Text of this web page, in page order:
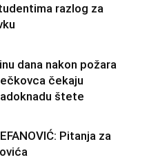
razlog za
dana nakon požara
čekaju
štete
Pitanja za